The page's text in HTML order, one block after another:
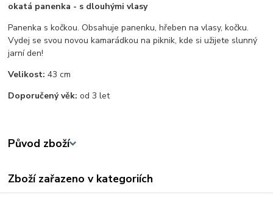
okatá panenka - s dlouhými vlasy
Panenka s kočkou. Obsahuje panenku, hřeben na vlasy, kočku.
Vydej se svou novou kamarádkou na piknik, kde si užijete slunný
jarní den!
Velikost:43 cm
Doporučený věk:od 3 let
Původ zboží
Zboží zařazeno v kategoriích